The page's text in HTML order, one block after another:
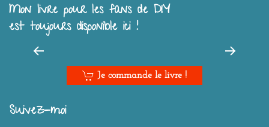
Mon livre pour les fans de DIY
est toujours disponible ici !
Je commande le livre !
Suivez-moi